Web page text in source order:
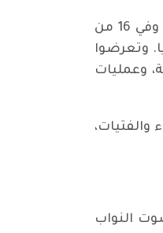
منذ أسبوعين، يتظاهر الإيزيديون العراقيون أمام مبنى البرلمان الاتحادي الألماني. وبدأ عدد منهم إضرابا عن الطعام استمر لعدة أيام. وفي 16 من
وتعرضوا
وعمليات
والفتيات،
وصوت النواب